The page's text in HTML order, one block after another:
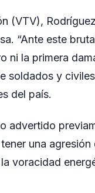
(VTV),
“Ante este
la primera
soldados y
del país.
advertido
una agresión
voracidad